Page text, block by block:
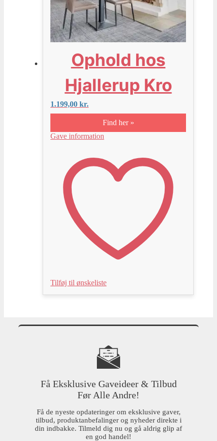
Ophold hos
Hjallerup Kro
1.199,00 kr.
Find her »
Gave information
Tilføj til ønskeliste
Få Eksklusive Gaveideer & Tilbud
Før Alle Andre!
Få de nyeste opdateringer om eksklusive gaver,
tilbud, produktanbefalinger og nyheder direkte i
din indbakke. Tilmeld dig nu og gå aldrig glip af
en god handel!